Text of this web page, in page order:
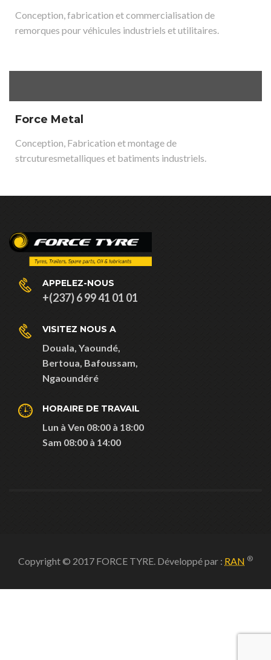
Conception, fabrication et commercialisation de
remorques pour véhicules industriels et utilitaires.
Force Metal
Conception, Fabrication et montage de
strcuturesmetalliques et batiments industriels.
APPELEZ-NOUS
+(237) 6 99 41 01 01
VISITEZ NOUS A
Douala, Yaoundé,
Bertoua, Bafoussam,
Ngaoundéré
HORAIRE DE TRAVAIL
Lun à Ven 08:00 à 18:00
Sam 08:00 à 14:00
Copyright © 2017 FORCE TYRE. Développé par : RAN ®